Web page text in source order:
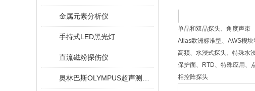
金属元素分析仪
手持式LED黑光灯
直流磁粉探伤仪
单晶和双晶探头、角度声束
Atlas欧洲标准型、AWS楔
高频、水浸式探头、特殊水
保护面、RTD、特殊应用、
相控阵探头